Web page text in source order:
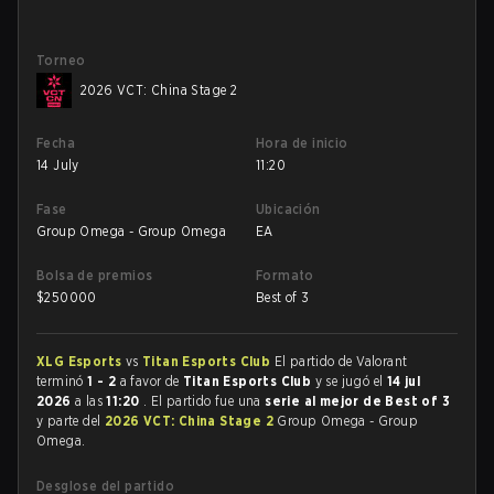
Torneo
2026 VCT: China Stage 2
Fecha
14 July
Hora de inicio
11:20
Fase
Group Omega - Group Omega
Ubicación
EA
Bolsa de premios
$250000
Formato
Best of 3
XLG Esports vs Titan Esports Club El partido de Valorant
terminó1 - 2 a favor de Titan Esports Club y se jugó el 14 jul
2026 a las11:20 . El partido fue una serie al mejor de Best of 3
y parte del 2026 VCT: China Stage 2 Group Omega - Group
Omega.
Desglose del partido